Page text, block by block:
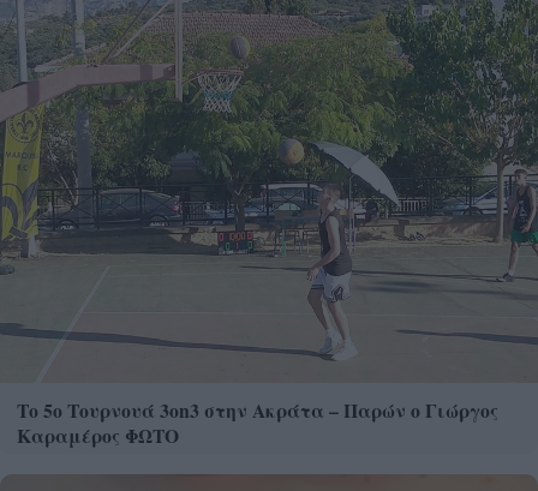
Το 5ο Τουρνουά 3on3 στην Ακράτα – Παρών ο Γιώργος
Καραμέρος ΦΩΤΟ